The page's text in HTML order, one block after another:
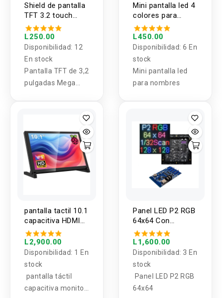
Shield de pantalla
TFT 3.2 touch
para arduino
mega
L250.00
Disponibilidad: 12
En stock
Pantalla TFT de 3,2
pulgadas Mega
Mini pantalla led 4
colores para
nombres
L450.00
Disponibilidad: 6 En
stock
Mini pantalla led
para nombres
pantalla tactil 10.1
capacitiva HDMI
pantalla 1280x800
para Raspberry Pi
5/4/3B
L2,900.00
Disponibilidad: 1 En
stock
pantalla táctil
capacitiva monitor
Panel LED P2 RGB
64x64 Con
Controlador HD-
WF4 Wifi
L1,600.00
Disponibilidad: 3 En
stock
Panel LED P2 RGB
64x64